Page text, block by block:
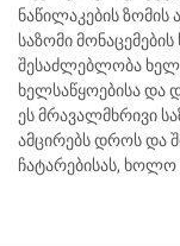
ნაწილაკების ზომის
საზომი
შესაძლებლობა
ხელსაწყოებისა და
ეს მრავალმხრივი
ამცირებს დროს და
ჩატარებისას, ხოლო